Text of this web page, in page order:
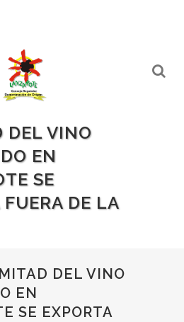
DEL VINO
EN
SE
FUERA DE LA
DEL VINO
EN
SE EXPORTA